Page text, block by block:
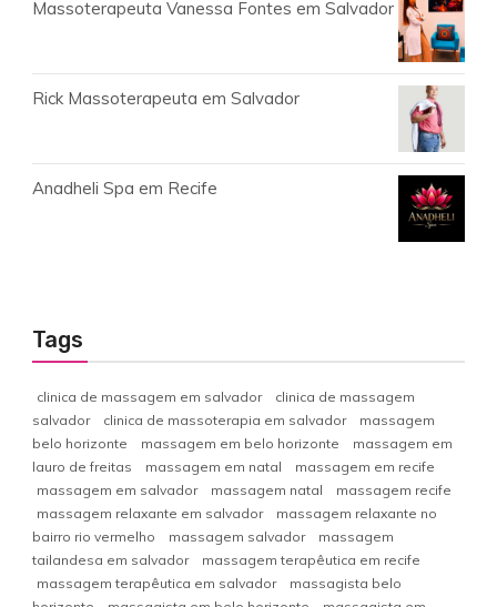
Massoterapeuta Vanessa Fontes em Salvador
Rick Massoterapeuta em Salvador
Anadheli Spa em Recife
Tags
clinica de massagem em salvador
clinica de massagem
salvador
clinica de massoterapia em salvador
massagem
belo horizonte
massagem em belo horizonte
massagem em
lauro de freitas
massagem em natal
massagem em recife
massagem em salvador
massagem natal
massagem recife
massagem relaxante em salvador
massagem relaxante no
bairro rio vermelho
massagem salvador
massagem
tailandesa em salvador
massagem terapêutica em recife
massagem terapêutica em salvador
massagista belo